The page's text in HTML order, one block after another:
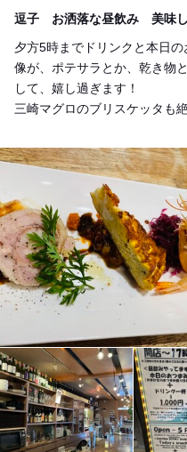
逗子 お洒落な昼飲み 美味
夕方5時までドリンクと本日
像が、ポテサラとか、乾き物
して、嬉し過ぎます！
三崎マグロのブリスケッタも